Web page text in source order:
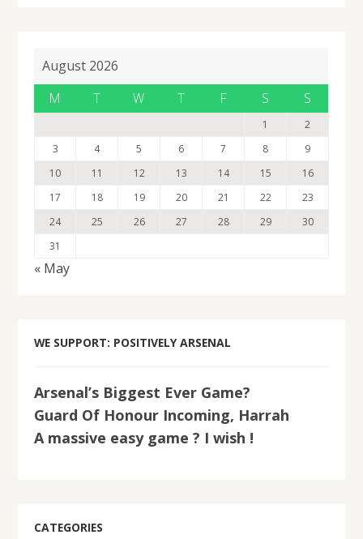
August 2026
M
T W T F S S
1
2
3
4 5 6 7 8
9
10
11 12 13 14 15
16
17
18 19 20 21 22
23
24
25 26 27 28 29
30
31
« May
WE SUPPORT: POSITIVELY ARSENAL
Arsenal’s Biggest Ever Game?
Guard Of Honour Incoming, Harrah
A massive easy game ? I wish !
CATEGORIES